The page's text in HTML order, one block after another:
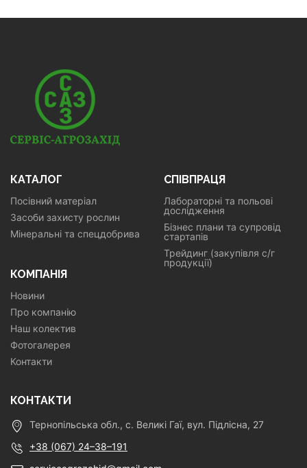
КАТАЛОГ
Посівний матеріал
Засоби захисту рослин
Мінеральні та спецдобрива
СПІВПРАЦЯ
Лабораторні та польові
дослідження
Бізнес плани та супровід
стартапів
Трейдинг (закупівля с/г
продукції)
КОМПАНІЯ
Новини
Про компанію
Наш колектив
Фотогалерея
Контакти
КОНТАКТИ
Тернопільська обл., с. Великі Гаї, вул. Підлісна, 27
+38 (067) 24–38–191